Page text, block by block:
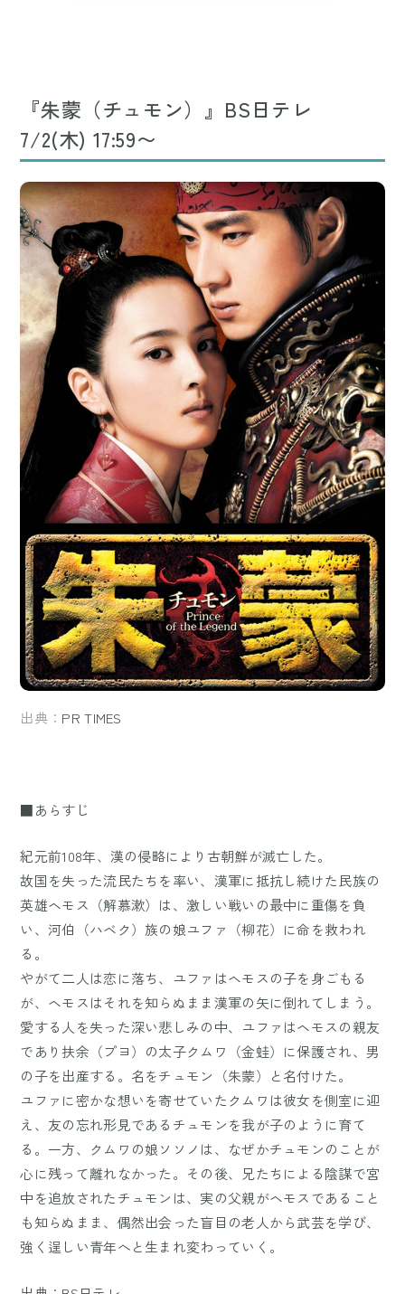
『朱蒙（チュモン）』BS日テレ
7/2(木) 17:59〜
出典： PR TIMES
■あらすじ
紀元前108年、漢の侵略により古朝鮮が滅亡した。
故国を失った流民たちを率い、漢軍に抵抗し続けた民族の
英雄ヘモス（解慕漱）は、激しい戦いの最中に重傷を負
い、河伯（ハベク）族の娘ユファ（柳花）に命を救われ
る。
やがて二人は恋に落ち、ユファはヘモスの子を身ごもる
が、ヘモスはそれを知らぬまま漢軍の矢に倒れてしまう。
愛する人を失った深い悲しみの中、ユファはヘモスの親友
であり扶余（プヨ）の太子クムワ（金蛙）に保護され、男
の子を出産する。名をチュモン（朱蒙）と名付けた。
ユファに密かな想いを寄せていたクムワは彼女を側室に迎
え、友の忘れ形見であるチュモンを我が子のように育て
る。一方、クムワの娘ソソノは、なぜかチュモンのことが
心に残って離れなかった。その後、兄たちによる陰謀で宮
中を追放されたチュモンは、実の父親がヘモスであること
も知らぬまま、偶然出会った盲目の老人から武芸を学び、
強く逞しい青年へと生まれ変わっていく。